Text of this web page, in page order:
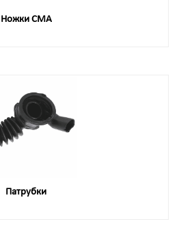
Ножки СМА
Патрубки